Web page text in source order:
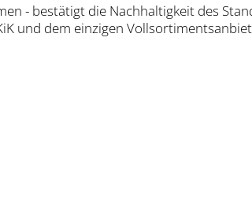
- bestä­tigt die Nach­hal­tig­keit des
und dem ein­zi­gen